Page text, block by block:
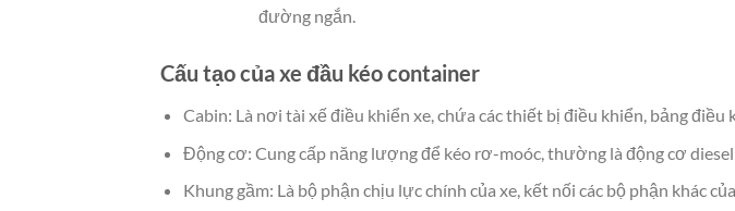
đường ngắn.
Cấu tạo của xe đầu kéo container
Cabin: Là nơi tài xế điều khiển xe, chứa các thiết bị điều khiển, bảng điều
Động cơ: Cung cấp năng lượng để kéo rơ-moóc, thường là động cơ diesel
Khung gầm: Là bộ phận chịu lực chính của xe, kết nối các bộ phận khác